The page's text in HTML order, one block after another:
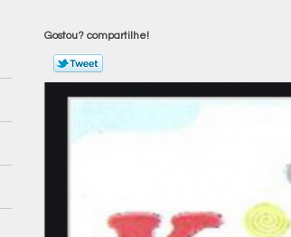
Gostou? compartilhe!